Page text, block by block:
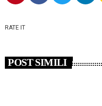
RATE IT
POST SIMILI